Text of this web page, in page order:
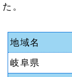
た。
地域名
岐阜県